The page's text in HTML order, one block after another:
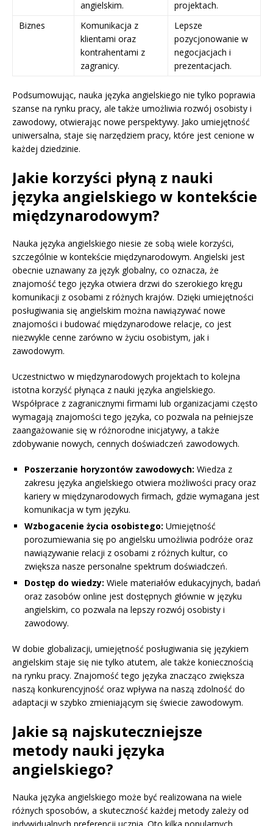
angielskim.
projektach.
Biznes
Komunikacja z
klientami oraz
kontrahentami z
zagranicy.
Lepsze
pozycjonowanie w
negocjacjach i
prezentacjach.
Podsumowując, nauka języka angielskiego nie tylko poprawia
szanse na rynku pracy, ale także umożliwia rozwój osobisty i
zawodowy, otwierając nowe perspektywy. Jako umiejętność
uniwersalna, staje się narzędziem pracy, które jest cenione w
każdej dziedzinie.
Jakie korzyści płyną z nauki
języka angielskiego w kontekście
międzynarodowym?
Nauka języka angielskiego niesie ze sobą wiele korzyści,
szczególnie w kontekście międzynarodowym. Angielski jest
obecnie uznawany za język globalny, co oznacza, że
znajomość tego języka otwiera drzwi do szerokiego kręgu
komunikacji z osobami z różnych krajów. Dzięki umiejętności
posługiwania się angielskim można nawiązywać nowe
znajomości i budować międzynarodowe relacje, co jest
niezwykle cenne zarówno w życiu osobistym, jak i
zawodowym.
Uczestnictwo w międzynarodowych projektach to kolejna
istotna korzyść płynąca z nauki języka angielskiego.
Współprace z zagranicznymi firmami lub organizacjami często
wymagają znajomości tego języka, co pozwala na pełniejsze
zaangażowanie się w różnorodne inicjatywy, a także
zdobywanie nowych, cennych doświadczeń zawodowych.
Poszerzanie horyzontów zawodowych: Wiedza z
zakresu języka angielskiego otwiera możliwości pracy oraz
kariery w międzynarodowych firmach, gdzie wymagana jest
komunikacja w tym języku.
Wzbogacenie życia osobistego: Umiejętność
porozumiewania się po angielsku umożliwia podróże oraz
nawiązywanie relacji z osobami z różnych kultur, co
zwiększa nasze personalne spektrum doświadczeń.
Dostęp do wiedzy: Wiele materiałów edukacyjnych, badań
oraz zasobów online jest dostępnych głównie w języku
angielskim, co pozwala na lepszy rozwój osobisty i
zawodowy.
W dobie globalizacji, umiejętność posługiwania się językiem
angielskim staje się nie tylko atutem, ale także koniecznością
na rynku pracy. Znajomość tego języka znacząco zwiększa
naszą konkurencyjność oraz wpływa na naszą zdolność do
adaptacji w szybko zmieniającym się świecie zawodowym.
Jakie są najskuteczniejsze
metody nauki języka
angielskiego?
Nauka języka angielskiego może być realizowana na wiele
różnych sposobów, a skuteczność każdej metody zależy od